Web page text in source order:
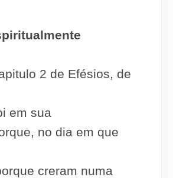
2 de Efésios, de
em sua
no dia em que
creram numa